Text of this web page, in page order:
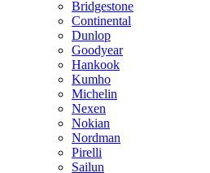
Bridgestone
Continental
Dunlop
Goodyear
Hankook
Kumho
Michelin
Nexen
Nokian
Nordman
Pirelli
Sailun